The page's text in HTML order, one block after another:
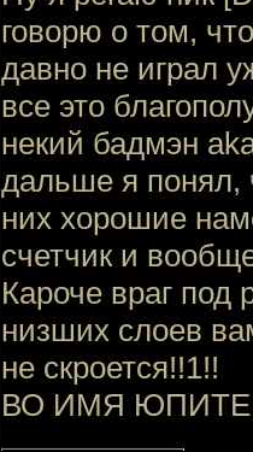
говорю о том,
давно не играл
все это
некий бадмэн
дальше я
них хорошие
счетчик и
Кароче враг
низших слоев
не скроется!!1!!
ВО ИМЯ